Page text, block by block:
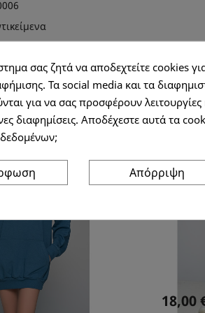
προϊόντα
18,00
σας ζητά να αποδεχτείτε cookies
Τα social media και τα
για να σας προσφέρουν
διαφημίσεις. Αποδέχεστε αυτά τα
Απόρριψη